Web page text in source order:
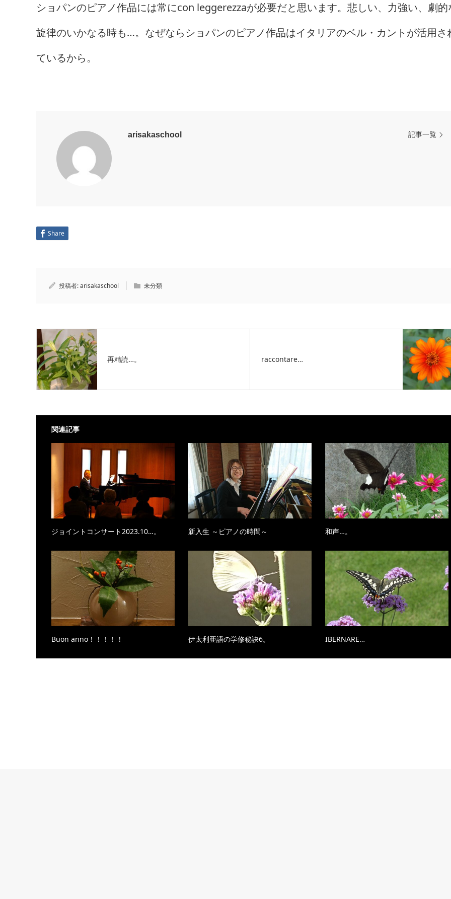
ショパンのピアノ作品には常にcon leggerezzaが必要だと思います。悲しい、力強い、劇的
旋律のいかなる時も…。なぜならショパンのピアノ作品はイタリアのベル・カントが活用さ
ているから。
arisakaschool 記事一覧
Share
投稿者:arisakaschool 未分類
再精読…。 raccontare…
関連記事
ジョイントコンサート2023.10…。 新入生 ～ピアノの時間～ 和声…。
Buon anno！！！！！ 伊太利亜語の学修秘訣6。 IBERNARE…